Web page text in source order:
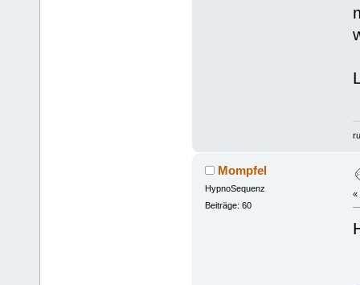
Mompfel
HypnoSequenz
Beiträge: 60
«